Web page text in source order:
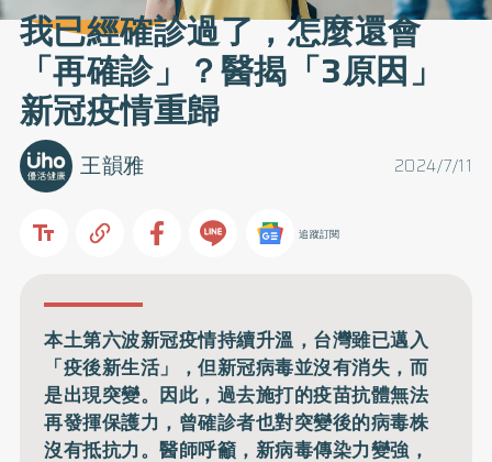
我已經確診過了，怎麼還會
「再確診」？醫揭「3原因」
新冠疫情重歸
2024/7/11
王韻雅
追蹤訂閱
本土第六波新冠疫情持續升溫，台灣雖已邁入
「疫後新生活」，但新冠病毒並沒有消失，而
是出現突變。因此，過去施打的疫苗抗體無法
再發揮保護力，曾確診者也對突變後的病毒株
沒有抵抗力。醫師呼籲，新病毒傳染力變強，